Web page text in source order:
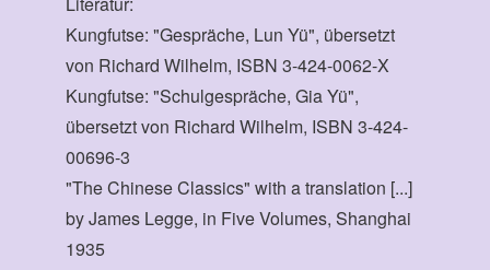
Kungfutse: "Gespräche, Lun Yü", übersetzt
von Richard Wilhelm, ISBN 3-424-0062-X
Kungfutse: "Schulgespräche, Gia Yü",
übersetzt von Richard Wilhelm, ISBN 3-424-
00696-3
"The Chinese Classics" with a translation [...]
by James Legge, in Five Volumes, Shanghai
1935